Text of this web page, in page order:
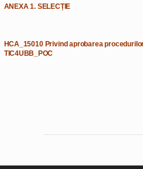
ANEXA 1. SELECȚIE
HCA_15010 Privind aprobarea
TIC4UBB_POC